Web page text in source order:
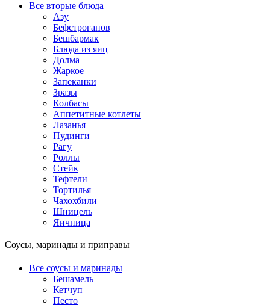
Все вторые блюда
Азу
Бефстроганов
Бешбармак
Блюда из яиц
Долма
Жаркое
Запеканки
Зразы
Колбасы
Аппетитные котлеты
Лазанья
Пудинги
Рагу
Роллы
Стейк
Тефтели
Тортилья
Чахохбили
Шницель
Яичница
Соусы, маринады и приправы
Все соусы и маринады
Бешамель
Кетчуп
Песто